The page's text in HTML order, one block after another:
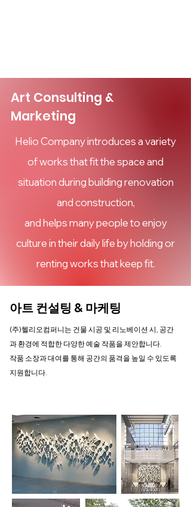
Art Consulting &
Marketing
Helio Company introduces a variety
of works that fit the space and
situation during building renovation
and construction,
and helps many people to enjoy
culture in their daily life by holding or
renting works that keep fit.
아트 컨설팅 & 마케팅
(주)헬리오컴퍼니는 건물 시공 및 리노베이션 시, 공간
과 환경에 적합한 다양한 예술 작품을 제안합니다.
작품 소장과 대여를 통해 공간의 품격을 높일 수 있도록
지원합니다.